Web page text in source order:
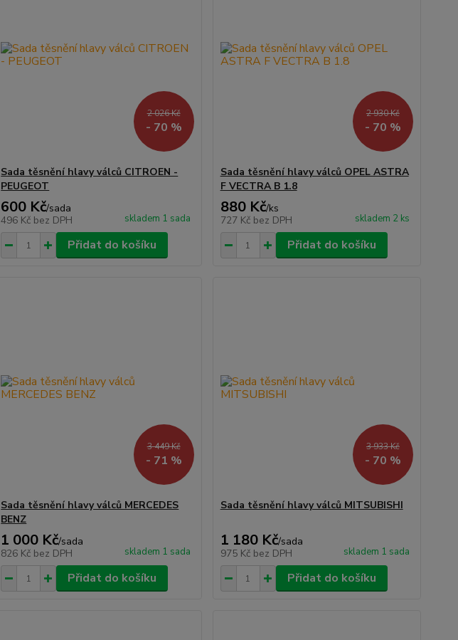
2 026 Kč
- 70 %
Sada těsnění hlavy válců CITROEN -
PEUGEOT
600 Kč/sada
496 Kč bez DPH skladem 1 sada
Přidat do košíku
2 930 Kč
- 70 %
Sada těsnění hlavy válců OPEL ASTRA
F VECTRA B 1.8
880 Kč/ks
727 Kč bez DPH skladem 2 ks
Přidat do košíku
3 449 Kč
- 71 %
Sada těsnění hlavy válců MERCEDES
BENZ
1 000 Kč/sada
826 Kč bez DPH skladem 1 sada
Přidat do košíku
3 933 Kč
- 70 %
Sada těsnění hlavy válců MITSUBISHI
1 180 Kč/sada
975 Kč bez DPH skladem 1 sada
Přidat do košíku